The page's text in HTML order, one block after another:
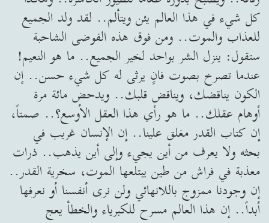
كل شيء في هذا العالم يئن ويتألم.. لقد ولد الجميع
للعذاب والموت.. ومن فوق هذه الفوضى الشاحبة
ستقول: ينزل الشر بواحد لخير الجميع.. ما هو النعيم!
عندما تصرخ بصوت فانٍ يرثى له كل شيء حسن.. إن
الكون يناقضك، ويناقض قلبك.. ويدحض مائة مرة
أوهام عقلك.. ما هو رأي هذا العقل الأوسع؟.. صمتاً،
إن كتاب القدر مغلق علينا.. إن الإنسان غريب في
بحثه ولا يعرف من أين يجيء وإلى أين يذهب.. ذرات
معذبة في فراش من طين يبتلعها الموت، سخرية القدر..
إن وجودنا ممزوج باللانهائي ولن نرى أنفسنا أو نعرفها
أبداً.. إن هذا العالم مسرح للكبرياء والخطأ يعج